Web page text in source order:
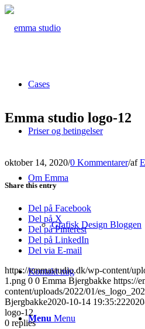
Cases
Priser og betingelser
Om Emma
Grafisk Design Bloggen
Kontakt mig
Menu Menu
Emma studio logo-12
oktober 14, 2020/0 Kommentarer/af
Share this entry
Del på Facebook
Del på X
Del på Pinterest
Del på LinkedIn
Del via E-mail
https://emmastudio.dk/wp-content/
1.png 0 0 Emma Bjergbakke https://
content/uploads/2022/01/
Bjergbakke2020-10-14 19:35:22
logo-12
0 replies